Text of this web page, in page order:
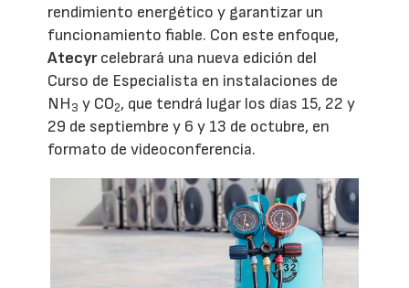
rendimiento energético y garantizar un
funcionamiento fiable. Con este enfoque,
Atecyrcelebrará una nueva edición del
Curso de Especialista en instalaciones de
NH3 y CO2, que tendrá lugar los días 15, 22 y
29 de septiembre y 6 y 13 de octubre, en
formato de videoconferencia.